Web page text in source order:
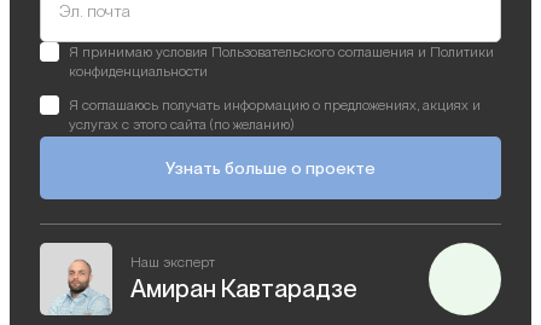
Эл. почта
Я принимаю условия Пользовательского соглашения и Политики
конфиденциальности
Я соглашаюсь получать информацию о предложениях, акциях и
услугах с этого сайта (по желанию)
Узнать больше о проекте
Наш эксперт
Амиран Кавтарадзе